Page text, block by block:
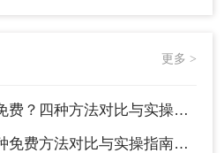
更多 >
方法对比与实操指南（附详细表格）!
对比与实操指南（附详细表格）！